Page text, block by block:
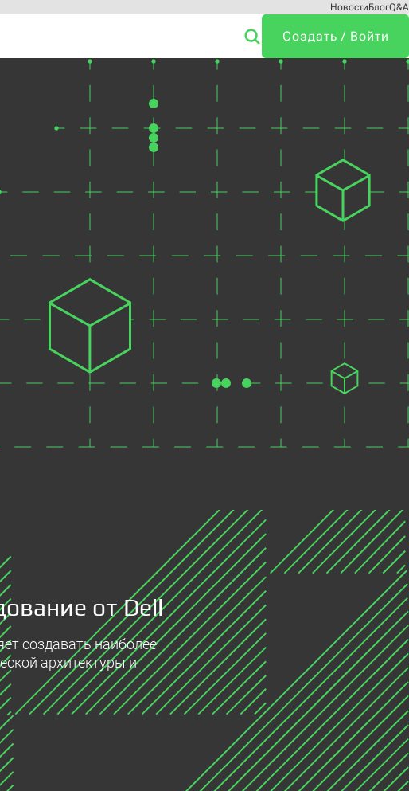
НовостиБлогQ&A
Создать / Войти
от Dell
создавать наиболее
архитектуры и